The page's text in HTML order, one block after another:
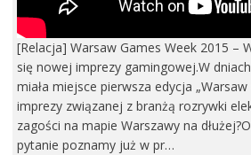
[Relacja] Warsaw Games Week 2015 –
się nowej imprezy gamingowej.W
miała miejsce pierwsza edycja „Warsaw
imprezy związanej z branżą rozrywki
zagości na mapie Warszawy na
pytanie poznamy już w pr…